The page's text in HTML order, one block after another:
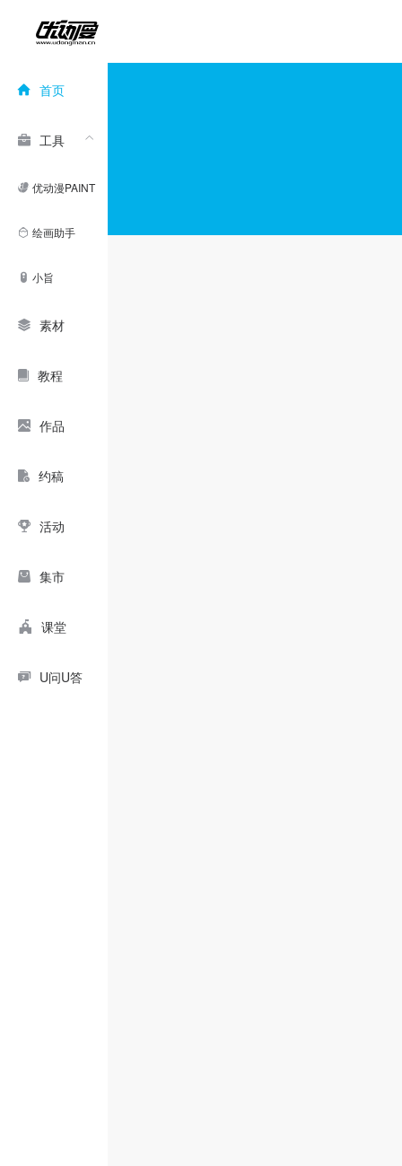
首页
工具
优动漫PAINT
绘画助手
小旨
素材
教程
作品
约稿
活动
集市
课堂
U问U答